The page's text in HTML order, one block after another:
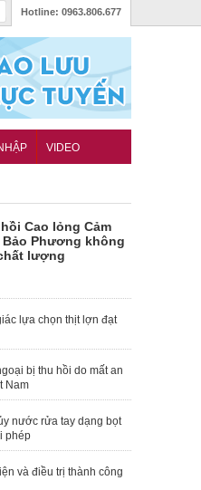
Hotline: 0963.806.677
VIDEO
Cao lỏng Cảm
Bảo Phương không
lượng
lựa chọn thịt lợn đạt
bị thu hồi do mất an
Nam
nước rửa tay dạng bọt
phép
và điều trị thành công